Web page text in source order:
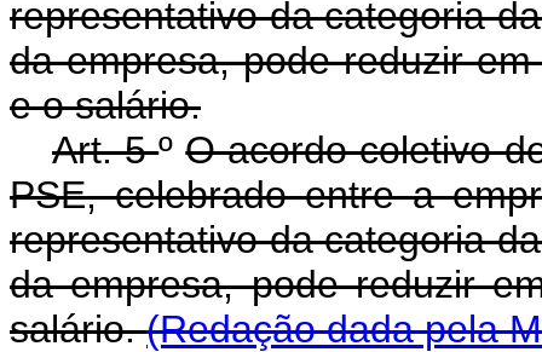
representativo da categoria
da empresa, pode reduzir
e o salário.
Art. 5ºO acordo coletivo
PSE, celebrado entre a
representativo da categoria
da empresa, pode reduzir
salário.(Redação dada pela